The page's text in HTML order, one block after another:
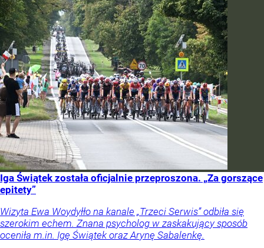
Iga Świątek została oficjalnie przeproszona. „Za gorszące
epitety”
Wizyta Ewa Woydyłło na kanale „Trzeci Serwis” odbiła się
szerokim echem. Znana psycholog w zaskakujący sposób
oceniła m.in. Igę Świątek oraz Arynę Sabalenkę.